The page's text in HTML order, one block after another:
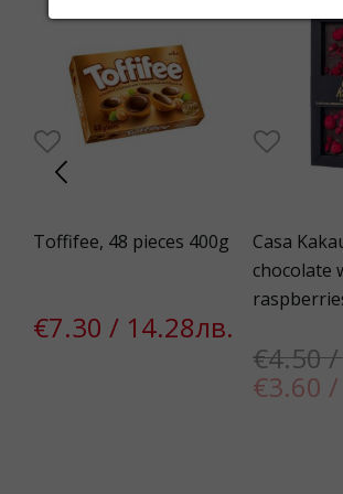
Toffifee, 48 pieces 400g
€7.30 / 14.28лв.
Casa
chocolate
€4.50
€3.60